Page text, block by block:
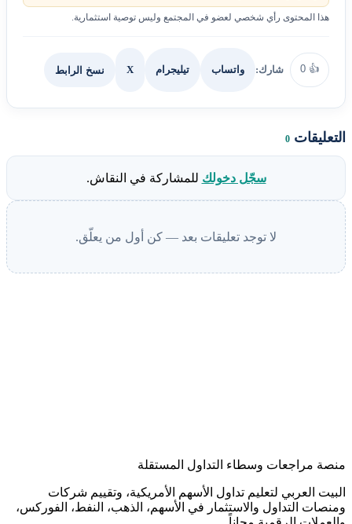
هذا المحتوى رأي شخصي لعضو في المجتمع وليس توصية استثمارية.
👍
0 شارك: واتساب تيليجرام X نسخ الرابط
التعليقات 0
سجّل دخولك للمشاركة في النقاش.
لا توجد تعليقات بعد — كن أول من يعلّق.
منصة مراجعات وسطاء التداول المستقلة
البيت العربي لتعليم تداول الأسهم الأمريكية، وتقييم شركات
ومنصات التداول والاستثمار في الأسهم، الذهب، النفط، الفوركس،